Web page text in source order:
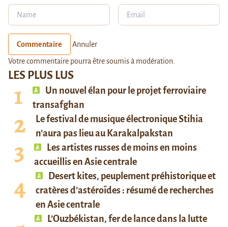
LES PLUS LUS
Un nouvel élan pour le projet ferroviaire
transafghan
Le festival de musique électronique Stihia
n’aura pas lieu au Karakalpakstan
Les artistes russes de moins en moins
accueillis en Asie centrale
Desert kites, peuplement préhistorique et
cratères d’astéroïdes : résumé de recherches
en Asie centrale
L’Ouzbékistan, fer de lance dans la lutte
Commentaire Annuler
Votre commentaire pourra être soumis à modération.